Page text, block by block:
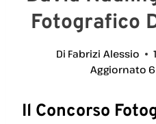
Fotografico
Di Fabrizi Alessio
Aggiornato
Il Concorso